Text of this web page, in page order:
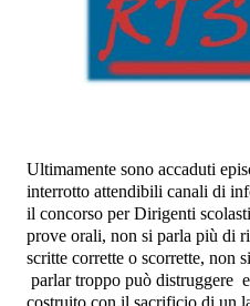
Ultimamente sono accaduti
interrotto attendibili canali di
il concorso per Dirigenti
prove orali, non si parla più di
scritte corrette o scorrette, non
parlar troppo può distruggere
costruito con il sacrificio di un